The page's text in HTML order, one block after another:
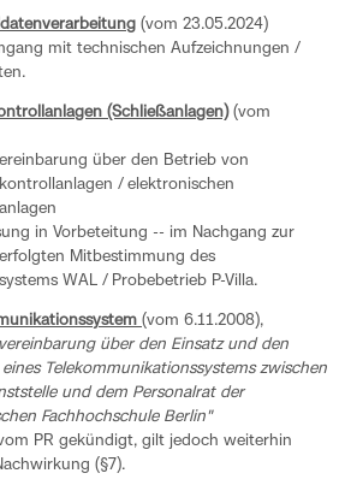
(vom 23.05.2024)
mit technischen Aufzeichnungen /
(Schließanlagen)(vom
über den Betrieb von
/ elektronischen
in Vorbeteitung -- im Nachgang zur
Mitbestimmung des
WAL / Probebetrieb P-Villa.
(vom 6.11.2008),
über den Einsatz und den
Telekommunikationssystems zwischen
und dem Personalrat der
Fachhochschule Berlin"
PR gekündigt, gilt jedoch weiterhin
(§7).